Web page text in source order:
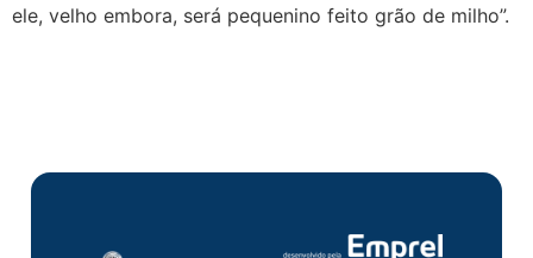
ele, velho embora, será pequenino feito grão de milho”.